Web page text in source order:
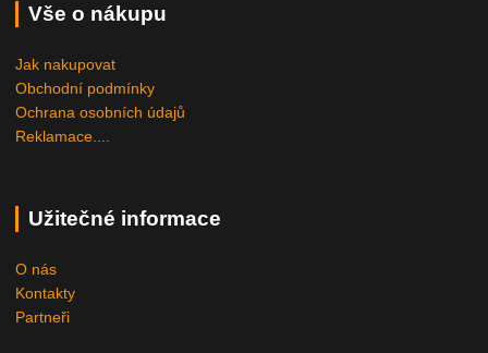
Vše o nákupu
Jak nakupovat
Obchodní podmínky
Ochrana osobních údajů
Reklamace....
Užitečné informace
O nás
Kontakty
Partneři